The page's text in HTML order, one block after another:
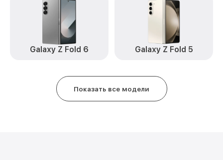
Ремонт цепи питания Galaxy Z Flip 4
Samsung
от 2200₽
Замена Wi-Fi Galaxy Z Flip 4 Samsung от 450₽
Galaxy Z Fold 6 Galaxy Z Fold 5
Показать все модели